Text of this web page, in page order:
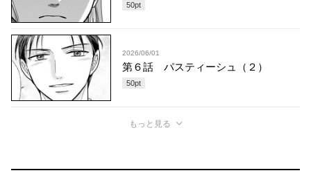
50pt
2026/06/01
第６話 パスティーシュ（２）
50pt
もっと見る